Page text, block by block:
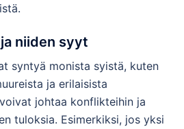
niiden syyt
syntyä monista syistä, kuten
ja erilaisista
johtaa konflikteihin ja
tuloksia. Esimerkiksi, jos yksi